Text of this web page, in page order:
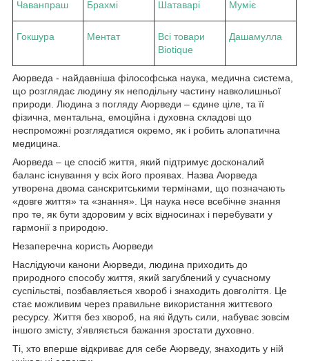
Чаванпраш Брахмі Шатаварі Муміє
Гокшура Ментат
Всі товари
Biotique
Дашамулла
Аюрведа - найдавніша філософська наука, медична система,
що розглядає людину як неподільну частину навколишньої
природи. Людина з погляду Аюрведи – єдине ціле, та її
фізична, ментальна, емоційна і духовна складові що
неспроможні розглядатися окремо, як і робить алопатична
медицина.
Аюрведа – це спосіб життя, який підтримує досконалий
баланс існування у всіх його проявах. Назва Аюрведа
утворена двома санскритськими термінами, що позначають
«довге життя» та «знання». Ця наука несе всебічне знання
про те, як бути здоровим у всіх відносинах і перебувати у
гармонії з природою.
Незаперечна користь Аюрведи
Наслідуючи канони Аюрведи, людина приходить до
природного способу життя, який загублений у сучасному
суспільстві, позбавляється хвороб і знаходить довголіття. Це
стає можливим через правильне використання життєвого
ресурсу. Життя без хвороб, на які йдуть сили, набуває зовсім
іншого змісту, з'являється бажання зростати духовно.
Ті, хто вперше відкриває для себе Аюрведу, знаходить у ній